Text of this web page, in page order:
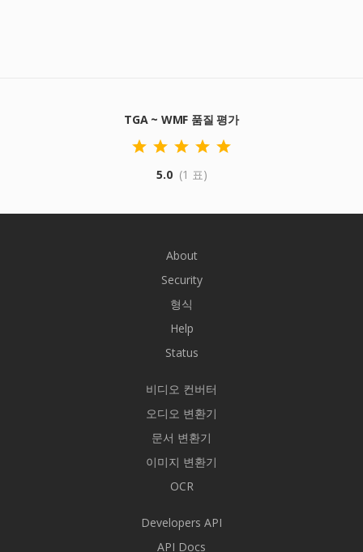
TGA ~ WMF 품질 평가
5.0 (1 표)
About
Security
형식
Help
Status
비디오 컨버터
오디오 변환기
문서 변환기
이미지 변환기
OCR
Developers API
API Docs